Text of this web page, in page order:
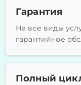
Гарантия
На все виды
гарантийное
Полный